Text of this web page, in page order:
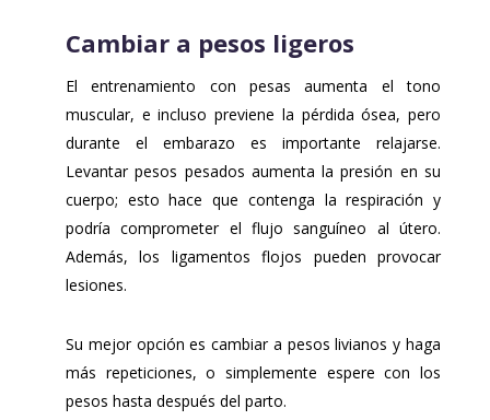
Cambiar a pesos ligeros
El entrenamiento con pesas aumenta el tono
muscular, e incluso previene la pérdida ósea, pero
durante el embarazo es importante relajarse.
Levantar pesos pesados ​​aumenta la presión en su
cuerpo; esto hace que contenga la respiración y
podría comprometer el flujo sanguíneo al útero.
Además, los ligamentos flojos pueden provocar
lesiones.
Su mejor opción es cambiar a pesos livianos y haga
más repeticiones, o simplemente espere con los
pesos hasta después del parto.